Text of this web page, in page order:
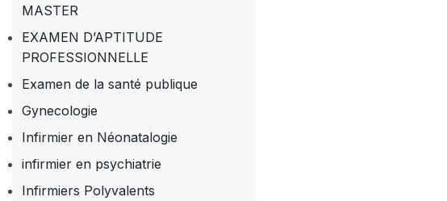
MASTER
EXAMEN D’APTITUDE
PROFESSIONNELLE
Examen de la santé publique
Gynecologie
Infirmier en Néonatalogie
infirmier en psychiatrie
Infirmiers Polyvalents